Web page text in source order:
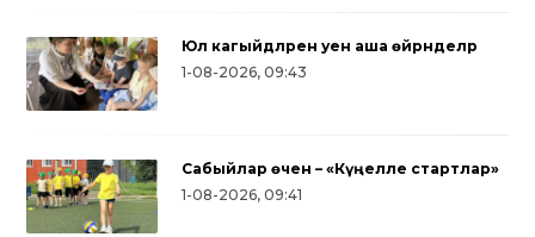
Юл кагыйдәләрен уен аша өйрәнделәр
1-08-2026, 09:43
Сабыйлар өчен – «Күңелле стартлар»
1-08-2026, 09:41